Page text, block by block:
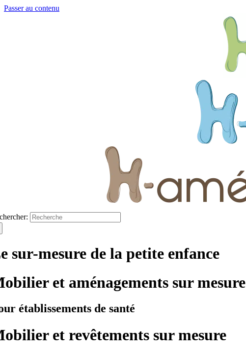
Passer au contenu
sur-mesure de la petite enfance
et aménagements sur mesure
établissements de santé
et revêtements sur mesure